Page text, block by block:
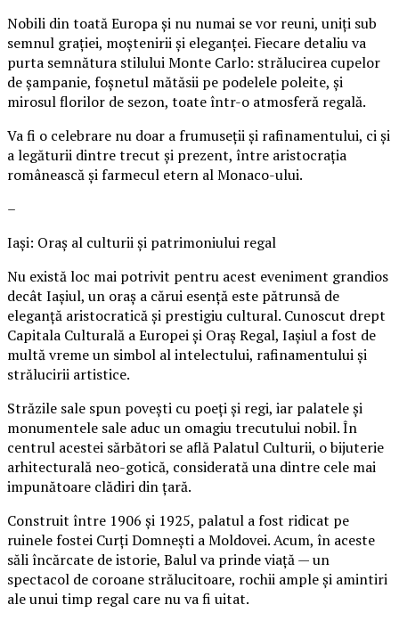
Nobili din toată Europa și nu numai se vor reuni, uniți sub
semnul grației, moștenirii și eleganței. Fiecare detaliu va
purta semnătura stilului Monte Carlo: strălucirea cupelor
de șampanie, foșnetul mătăsii pe podelele poleite, și
mirosul florilor de sezon, toate într-o atmosferă regală.
Va fi o celebrare nu doar a frumuseții și rafinamentului, ci și
a legăturii dintre trecut și prezent, între aristocrația
românească și farmecul etern al Monaco-ului.
–
Iași: Oraș al culturii și patrimoniului regal
Nu există loc mai potrivit pentru acest eveniment grandios
decât Iașiul, un oraș a cărui esență este pătrunsă de
eleganță aristocratică și prestigiu cultural. Cunoscut drept
Capitala Culturală a Europei și Oraș Regal, Iașiul a fost de
multă vreme un simbol al intelectului, rafinamentului și
strălucirii artistice.
Străzile sale spun povești cu poeți și regi, iar palatele și
monumentele sale aduc un omagiu trecutului nobil. În
centrul acestei sărbători se află Palatul Culturii, o bijuterie
arhitecturală neo-gotică, considerată una dintre cele mai
impunătoare clădiri din țară.
Construit între 1906 și 1925, palatul a fost ridicat pe
ruinele fostei Curți Domnești a Moldovei. Acum, în aceste
săli încărcate de istorie, Balul va prinde viață — un
spectacol de coroane strălucitoare, rochii ample și amintiri
ale unui timp regal care nu va fi uitat.